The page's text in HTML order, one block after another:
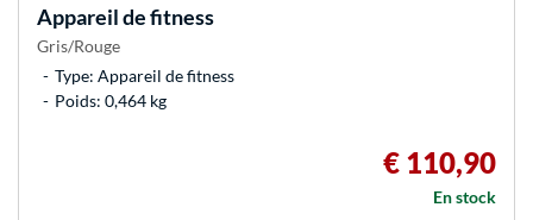
Appareil de fitness
Gris/Rouge
Type: Appareil de fitness
Poids: 0,464 kg
€ 110,90
En stock